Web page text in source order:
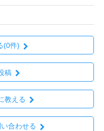
(0件)
稿
教える
合わせる